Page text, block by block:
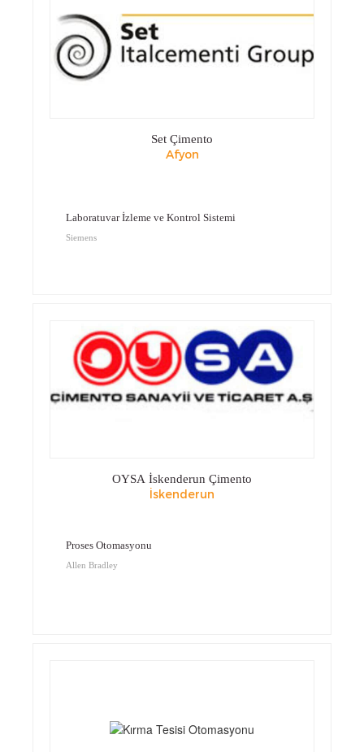
Set Çimento
Afyon
Laboratuvar İzleme ve Kontrol Sistemi
Siemens
OYSA İskenderun Çimento
İskenderun
Proses Otomasyonu
Allen Bradley